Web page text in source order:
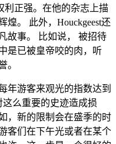
利正强。在他的杂志上描
。 此外，Houckgeest还
故事。 比如说， 被招待
是已被皇帝咬的肉，听
。
年游客来观光的指数达到
么重要的史迹造成损
，新的限制会在盛季的时
客们在下午光或者在某个